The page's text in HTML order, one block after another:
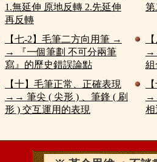
1.無延伸 原地反轉 2.先延伸
再反轉
第
【七-2】毛筆二方向用筆 →
→ 『一個筆劃 不可分兩筆
寫』的歷史錯誤論點
組
【十】毛筆正常、正確表現
→→ 筆尖 ( 尖形 ) 、筆鋒 ( 刷
形 ) 交互運用的表現
相